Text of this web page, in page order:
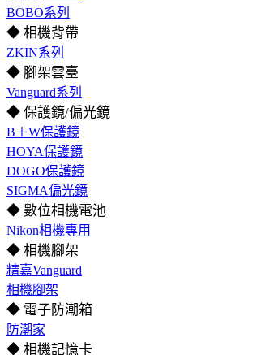
BOBO系列
◆ 相機背帶
ZKIN系列
◆ 腳架雲臺
Vanguard系列
◆ 保護鏡/偏光鏡
B＋W保護鏡
HOYA保護鏡
DOGO保護鏡
SIGMA偏光鏡
◆ 數位相機電池
Nikon相機專用
◆ 相機腳架
精嘉Vanguard
相機腳架
◆ 電子防潮箱
防潮家
◆ 相機記憶卡